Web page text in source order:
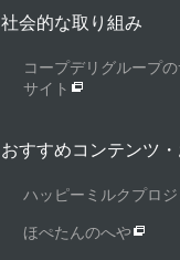
社会的な取り組み
コープデリグループ
サイト
おすすめコンテンツ
ハッピーミルクプロジ
ほぺたんのへや